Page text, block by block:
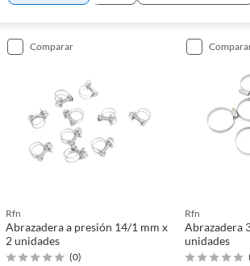
comparar
Rfn
Abrazadera a presión 14/1 mm x
2 unidades
(0)
Rfn
Abrazadera
unidades
(